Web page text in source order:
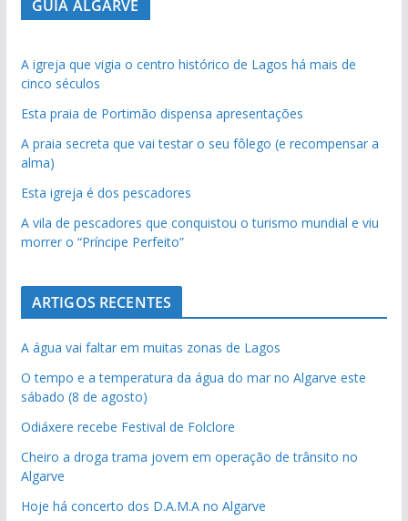
GUIA ALGARVE
A igreja que vigia o centro histórico de Lagos há mais de
cinco séculos
Esta praia de Portimão dispensa apresentações
A praia secreta que vai testar o seu fôlego (e recompensar a
alma)
Esta igreja é dos pescadores
A vila de pescadores que conquistou o turismo mundial e viu
morrer o “Príncipe Perfeito”
ARTIGOS RECENTES
A água vai faltar em muitas zonas de Lagos
O tempo e a temperatura da água do mar no Algarve este
sábado (8 de agosto)
Odiáxere recebe Festival de Folclore
Cheiro a droga trama jovem em operação de trânsito no
Algarve
Hoje há concerto dos D.A.M.A no Algarve